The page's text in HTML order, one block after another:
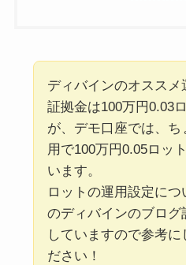
ディバインのオススメ
証拠金は100万円0.03
が、デモ口座では、ち
用で100万円0.05ロッ
います。
ロットの運用設定につ
のディバインのブログ
していますので参考に
ださい！